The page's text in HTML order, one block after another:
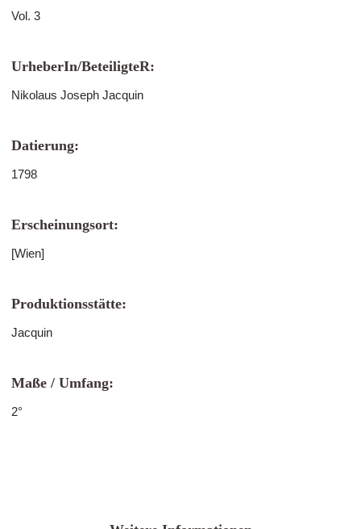
Vol. 3
UrheberIn/BeteiligteR:
Nikolaus Joseph Jacquin
Datierung:
1798
Erscheinungsort:
[Wien]
Produktionsstätte:
Jacquin
Maße / Umfang:
2°